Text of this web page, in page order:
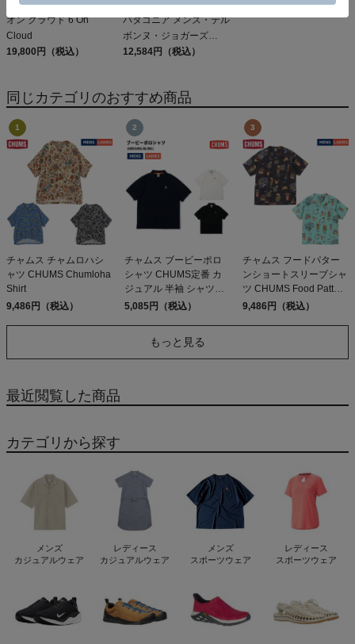
オン クラウド 6 On
Cloud
19,800円（税込）
パタゴニア メンズ・テル
ボンヌ・ジョガーズ
PATAGONIA MS
12,584円（税込）
同じカテゴリのおすすめ商品
チャムス チャムロハシ
ャツ CHUMS Chumloha
Shirt
9,486円（税込）
チャムス ブービーポロ
シャツ CHUMS定番 カ
ジュアル 半袖 シャツ
CHUMS Booby Polo
5,085円（税込）
チャムス フードパター
ンショートスリーブシャ
ツ CHUMS Food Pattern
Shirt
9,486円（税込）
もっと見る
最近閲覧した商品
カテゴリから探す
メンズ
カジュアルウェア
レディース
カジュアルウェア
メンズ
スポーツウェア
レディース
スポーツウェア